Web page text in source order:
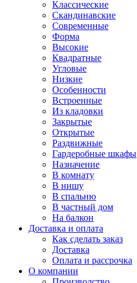
Классические
Скандинавские
Современные
Форма
Высокие
Квадратные
Угловые
Низкие
Особенности
Встроенные
Из кладовки
Закрытые
Открытые
Раздвижные
Гардеробные шкафы
Назначение
В комнату
В нишу
В спальню
В частный дом
На балкон
Доставка и оплата
Как сделать заказ
Доставка
Оплата и рассрочка
О компании